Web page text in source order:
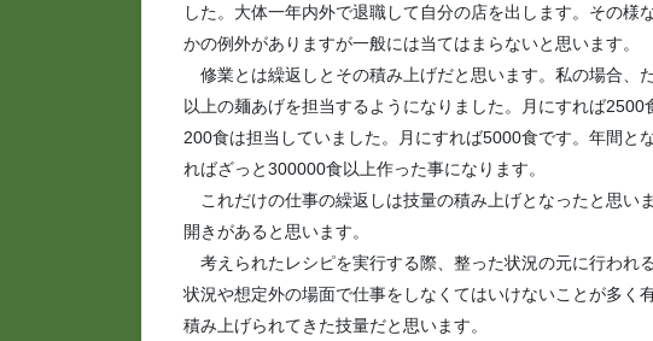
した。大体一年内外で退職して自分の店を出します。その様
かの例外がありますが一般には当てはまらないと思います。
修業とは繰返しとその積み上げだと思います。私の場合、
以上の麺あげを担当するようになりました。月にすれば
200食は担当していました。月にすれば5000食です。年間と
ればざっと300000食以上作った事になります。
これだけの仕事の繰返しは技量の積み上げとなったと思い
開きがあると思います。
考えられたレシピを実行する際、整った状況の元に行われ
状況や想定外の場面で仕事をしなくてはいけないことが多く
積み上げられてきた技量だと思います。